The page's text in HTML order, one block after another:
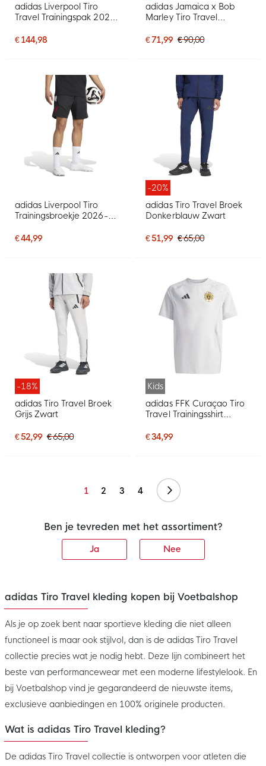
adidas Liverpool Tiro
Travel Trainingspak 2026-
€ 144,98
adidas Jamaica x Bob
Marley Tiro Travel
Zwart Groen Geel Rood
€ 71,99 € 90,00
adidas Liverpool Tiro
Trainingsbroekje 2026-
€ 44,99
-20%
adidas Tiro Travel Broek
Donkerblauw Zwart
€ 51,99 € 65,00
-18%
adidas Tiro Travel Broek
Grijs Zwart
€ 52,99 € 65,00
Kids
adidas FFK Curaçao Tiro
Travel Trainingsshirt
€ 34,99
1 2 3 4 Volgende
Ben je tevreden met het assortiment?
Ja Nee
adidas Tiro Travel kleding kopen bij Voetbalshop
Als je op zoek bent naar sportieve kleding die niet alleen
functioneel is maar ook stijlvol, dan is de adidas Tiro Travel
collectie precies wat je nodig hebt. Deze lijn combineert het
beste van performancewear met een moderne lifestylelook. En
bij Voetbalshop vind je gegarandeerd de nieuwste items,
exclusieve aanbiedingen en 100% originele producten.
Wat is adidas Tiro Travel kleding?
De adidas Tiro Travel collectie is ontworpen voor atleten die